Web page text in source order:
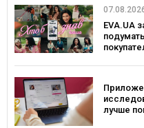
EVA.UA
лучше